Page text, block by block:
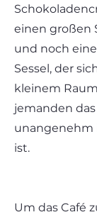
einen großen
und noch
Sessel, der
kleinem
jemanden
unangenehm
ist.
Um das Café